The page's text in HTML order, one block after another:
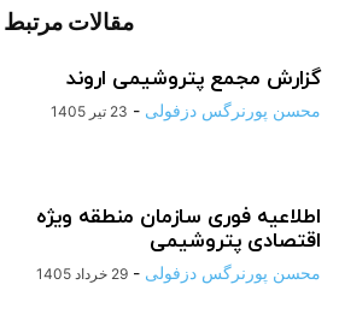
مقالات مرتبط
گزارش مجمع پتروشیمی اروند
محسن پورنرگس دزفولی - 23 تیر 1405
اطلاعیه فوری سازمان منطقه ویژه
اقتصادی پتروشیمی
محسن پورنرگس دزفولی - 29 خرداد 1405